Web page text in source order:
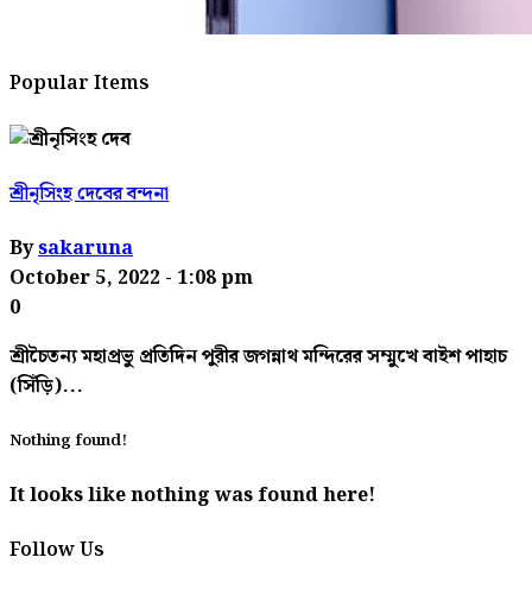
Popular Items
শ্রীনৃসিংহ দেবের বন্দনা
Bysakaruna
October 5, 2022 - 1:08 pm
0
শ্রীচৈতন্য মহাপ্রভু প্রতিদিন পুরীর জগন্নাথ মন্দিরের সম্মুখে বাইশ পাহাচ
(সিঁড়ি)...
Nothing found!
It looks like nothing was found here!
Follow Us